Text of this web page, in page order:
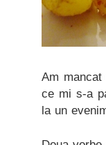
Am
ce mi s-a
la un